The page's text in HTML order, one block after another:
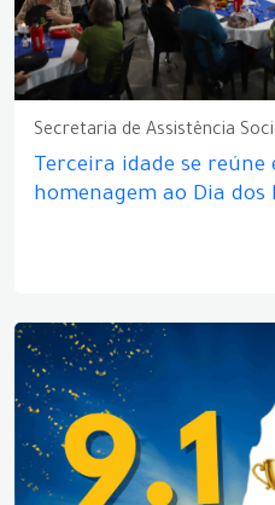
Secretaria de Assistência
Terceira idade se reúne
homenagem ao Dia dos